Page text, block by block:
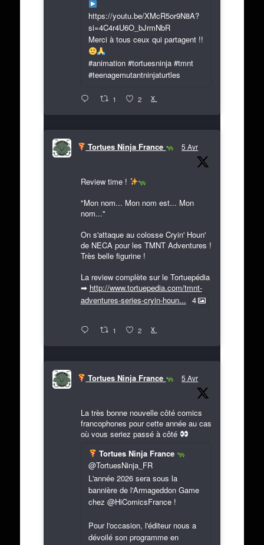
https://youtu.be/XMcR5or9N8A?
si=4C4r4U6O_bJrmNbR
Merci à tous ceux qui partagent !!
#animation #tortuesninja #tmnt
#teenagemutantninjaturtles
1 2 X
Tortues Ninja France 5 Avr
Review time !
"Mon nom... Mon nom est... Mon
nom..."
On s'attaque au colosse Cryin' Houn'
de NECA pour les TMNT Adventures !
Très belle figurine !
La review complète sur le Tortuepédia
➡ http://www.tortuepedia.com/tmnt-
adventures-series-cryin-houn... 4
1 2 X
Tortues Ninja France 5 Avr
La très bonne nouvelle côté comics
francophones pour cette année au cas
où vous seriez passé à côté
Tortues Ninja France
@TortuesNinja_FR
L'année 2026 sera sous la
bannière de l'Armageddon Game
chez @HiComicsFrance !
Pour l'occasion, l'éditeur nous a
dévoilé son programme en